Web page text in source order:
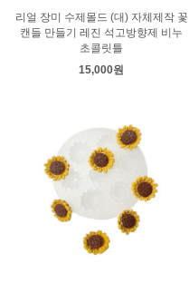
리얼 장미 수제몰드 (대) 자체제작 꽃
캔들 만들기 레진 석고방향제 비누
초콜릿틀
15,000원